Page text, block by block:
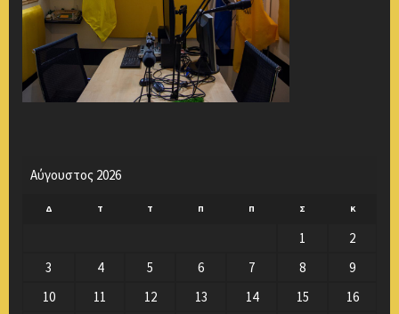
Αύγουστος 2026
Δ Τ Τ Π Π Σ Κ
1
2
3
4 5 6 7 8
9
10
11 12 13 14 15
16